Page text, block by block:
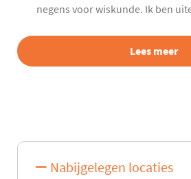
negens voor wiskunde. Ik ben
Lees meer
Nabijgelegen locaties